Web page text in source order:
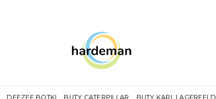
DEEZEE BOTKI BUTY CATERPILLAR BUTY KARL LAGERFELD